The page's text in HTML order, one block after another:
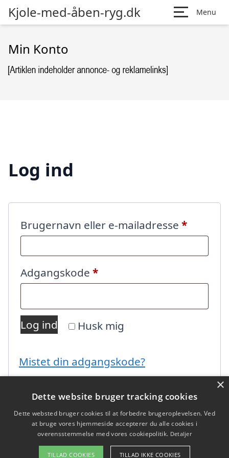
Kjole-med-åben-ryg.dk Menu
Min Konto
Log ind
Brugernavn eller e-mailadresse *
Adgangskode *Påkrævet
Husk mig
Log ind
Mistet din adgangskode?
×
Dette website bruger tracking cookies
Dette websted bruger cookies til at forbedre brugeroplevelsen. Ved
at bruge vores hjemmeside accepterer du alle cookies i
overensstemmelse med vores cookiepolitik. Detaljer
TILLAD COOKIES TILLAD IKKE COOKIES